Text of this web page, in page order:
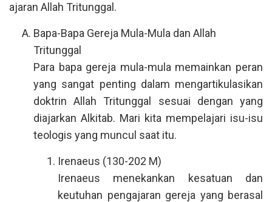
ajaran Allah Tritunggal.
Bapa-Bapa Gereja Mula-Mula dan Allah
Tritunggal
Para bapa gereja mula-mula memainkan peran
yang sangat penting dalam mengartikulasikan
doktrin Allah Tritunggal sesuai dengan yang
diajarkan Alkitab. Mari kita mempelajari isu-isu
teologis yang muncul saat itu.
Irenaeus (130-202 M)
Irenaeus menekankan kesatuan dan
keutuhan pengajaran gereja yang berasal